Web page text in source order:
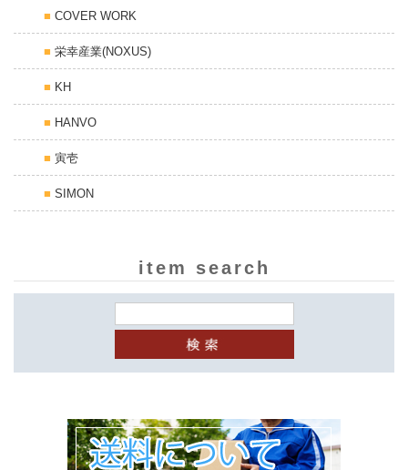
COVER WORK
栄幸産業(NOXUS)
KH
HANVO
寅壱
SIMON
item search